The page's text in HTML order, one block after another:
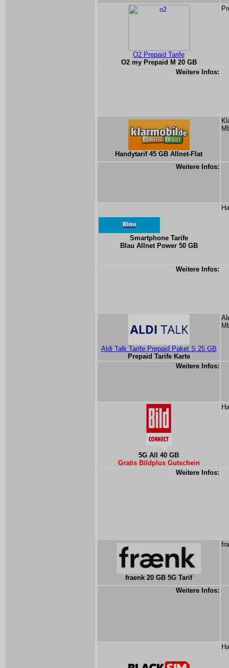
O2 Prepaid Tarife
O2 my Prepaid M 20 GB
Weitere Infos:
Handytarif 45 GB Allnet-Flat
Weitere Infos:
Smartphone Tarife
Blau Allnet Power 50 GB
Weitere Infos:
Aldi Talk Tarife Prepaid Paket S 25 GB
Prepaid Tarife Karte
Weitere Infos:
5G All 40 GB
Gratis Bildplus Gutschein
Weitere Infos:
fraenk 20 GB 5G Tarif
Weitere Infos: